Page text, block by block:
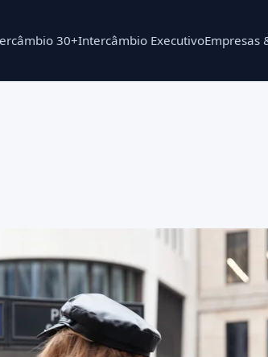
30+Intercâmbio ExecutivoEmpresas